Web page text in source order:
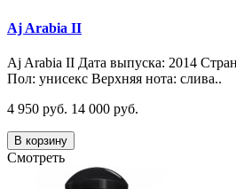
Aj Arabia II
Aj Arabia II Дата выпуска: 2014
Пол: унисекс Верхняя нота: слива..
4 950 руб. 14 000 руб.
В корзину
Смотреть